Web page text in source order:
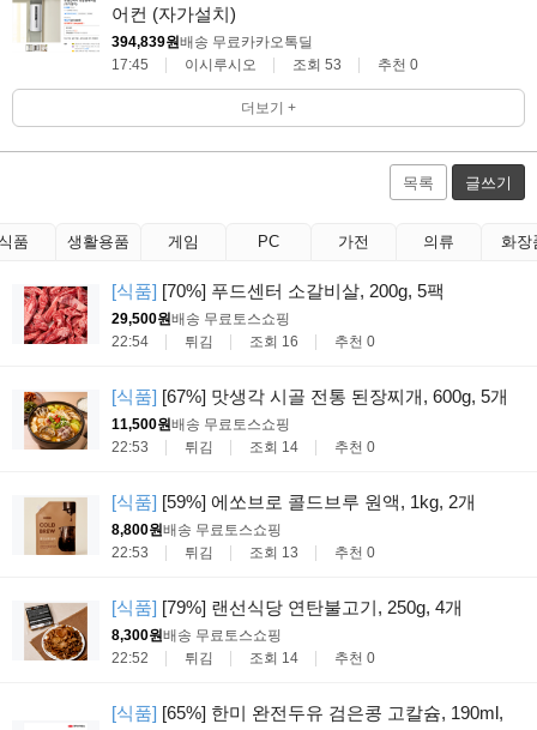
어컨 (자가설치)
394,839원배송 무료카카오톡딜
17:45
이시루시오 조회 53 추천 0
더보기 +
목록 글쓰기
품 생활용품 게임 PC 가전 의류 화장
[식품] [70%] 푸드센터 소갈비살, 200g, 5팩
29,500원배송 무료토스쇼핑
22:54
튀김 조회 16 추천 0
[식품] [67%] 맛생각 시골 전통 된장찌개, 600g, 5개
11,500원배송 무료토스쇼핑
22:53
튀김 조회 14 추천 0
[식품] [59%] 에쏘브로 콜드브루 원액, 1kg, 2개
8,800원배송 무료토스쇼핑
22:53
튀김 조회 13 추천 0
[식품] [79%] 랜선식당 연탄불고기, 250g, 4개
8,300원배송 무료토스쇼핑
22:52
튀김 조회 14 추천 0
[식품] [65%] 한미 완전두유 검은콩 고칼슘, 190ml,